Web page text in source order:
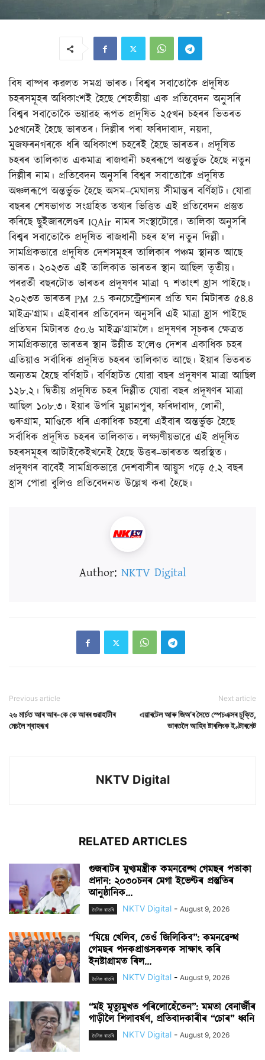
বিষ বাষ্পৰ কৱলত সমগ্ৰ ভাৰত। বিশ্বৰ সবাতোকৈ প্ৰদূষিত
চহৰসমূহৰ অধিকাংশই হৈছে শেহতীয়া এক প্ৰতিবেদন অনুসৰি
বিশ্বৰ সবাতোকৈ ভয়াৱহ ৰূপত প্ৰদূষিত ২৫খন চহৰৰ ভিতৰত
১৫খনেই হৈছে ভাৰতৰ। দিল্লীৰ পৰা ফৰিদাবাদ, নয়দা,
মুজফৰনগৰকে ধৰি অধিকাংশ চহৰেই হৈছে ভাৰতৰ। প্ৰদূষিত
চহৰৰ তালিকাত একমাত্ৰ ৰাজধানী চহৰৰূপে অন্তৰ্ভুক্ত হৈছে নতুন
দিল্লীৰ নাম। প্ৰতিবেদন অনুসৰি বিশ্বৰ সবাতোকৈ প্ৰদূষিত
অঞ্চলৰূপে অন্তৰ্ভুক্ত হৈছে অসম–মেঘালয় সীমান্তৰ বৰ্ণিহাট। যোৱা
বছৰৰ শেষভাগত সংগ্ৰহিত তথ্যৰ ভিত্তিত এই প্ৰতিবেদন প্ৰস্তুত
কৰিছে ছুইজাৰলেণ্ডৰ IQAir নামৰ সংস্থাটোৱে। তালিকা অনুসৰি
বিশ্বৰ সবাতোকৈ প্ৰদূষিত ৰাজধানী চহৰ হ’ল নতুন দিল্লী।
সামগ্ৰিকভাৱে প্ৰদূষিত দেশসমূহৰ তালিকাৰ পঞ্চম স্থানত আছে
ভাৰত। ২০২৩ত এই তালিকাত ভাৰতৰ স্থান আছিল তৃতীয়।
পৰৱৰ্তী বছৰটোত ভাৰতৰ প্ৰদূষণৰ মাত্ৰা ৭ শতাংশ হ্ৰাস পাইছে।
২০২৩ত ভাৰতৰ PM 2.5 কনচেন্ট্রেশ্যনৰ প্ৰতি ঘন মিটাৰত ৫৪.৪
মাইক্ৰ’গ্ৰাম। এইবাৰৰ প্ৰতিবেদন অনুসৰি এই মাত্ৰা হ্ৰাস পাইছে
প্ৰতিঘন মিটাৰত ৫০.৬ মাইক্ৰ’গ্ৰামলৈ। প্ৰদূষণৰ সূচকৰ ক্ষেত্ৰত
সামগ্ৰিকভাৱে ভাৰতৰ স্থান উন্নীত হ’লেও দেশৰ একাধিক চহৰ
এতিয়াও সৰ্বাধিক প্ৰদূষিত চহৰৰ তালিকাত আছে। ইয়াৰ ভিতৰত
অন্যতম হৈছে বৰ্ণিহাট। বৰ্ণিহাটত যোৱা বছৰ প্ৰদূষণৰ মাত্ৰা আছিল
১২৮.২। দ্বিতীয় প্ৰদূষিত চহৰ দিল্লীত যোৱা বছৰ প্ৰদূষণৰ মাত্ৰা
আছিল ১০৮.৩। ইয়াৰ উপৰি মুল্লানপুৰ, ফৰিদাবাদ, লোনী,
গুৰুগ্ৰাম, মাণ্ডিকে ধৰি একাধিক চহৰো এইবাৰ অন্তৰ্ভুক্ত হৈছে
সৰ্বাধিক প্ৰদূষিত চহৰৰ তালিকাত। লক্ষ্যণীয়ভাৱে এই প্ৰদূষিত
চহৰসমূহৰ আটাইকেইখনেই হৈছে উত্তৰ–ভাৰতত অৱস্থিত।
প্ৰদূষণৰ বাবেই সামগ্ৰিকভাৱে দেশবাসীৰ আয়ুস গড়ে ৫.২ বছৰ
হ্ৰাস পোৱা বুলিও প্ৰতিবেদনত উল্লেখ কৰা হৈছে।
Author: NKTV Digital
Previous article
২৬ মাৰ্চত আৰ আৰ-কে কে আৰৰ গুৱাহাটীৰ
মেচলৈ শ্বাহৰূখ
Next article
এয়াৰটেল আৰু জিঅ’ৰ সৈতে স্পেচএক্সৰ চুক্তি,
ভাৰতলৈ আহিব ষ্টাৰলিংক ইণ্টাৰনেট
NKTV Digital
RELATED ARTICLES
গুজৰাটৰ মুখ্যমন্ত্ৰীক কমনৱেল্থ গেমছৰ পতাকা
প্ৰদান: ২০৩০চনৰ মেগা ইভেণ্টৰ প্ৰস্তুতিৰ
আনুষ্ঠানিক...
দৈনিক বাতৰি NKTV Digital - August 9, 2026
“যিয়ে খেলিব, তেওঁ জিলিকিব”: কমনৱেল্থ
গেমছৰ পদকপ্ৰাপ্তসকলক সাক্ষাৎ কৰি
ইনষ্টাগ্ৰামত ৰিল...
দৈনিক বাতৰি NKTV Digital - August 9, 2026
“মই মৃত্যুমুখত পৰিলোহেঁতেন”: মমতা বেনাৰ্জীৰ
গাড়ীলৈ শিলাবৰ্ষণ, প্ৰতিবাদকাৰীৰ “চোৰ” ধ্বনি
দৈনিক বাতৰি NKTV Digital - August 9, 2026